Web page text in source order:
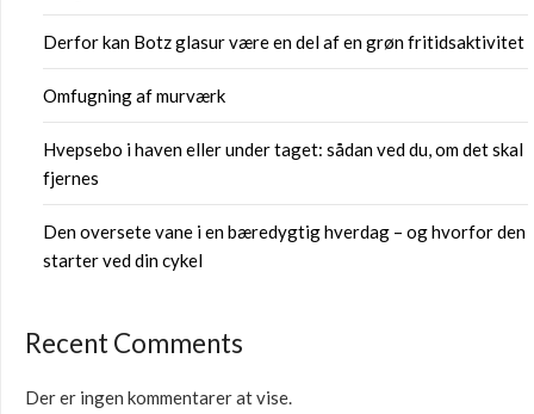
Derfor kan Botz glasur være en del af en grøn fritidsaktivitet
Omfugning af murværk
Hvepsebo i haven eller under taget: sådan ved du, om det skal
fjernes
Den oversete vane i en bæredygtig hverdag – og hvorfor den
starter ved din cykel
Recent Comments
Der er ingen kommentarer at vise.